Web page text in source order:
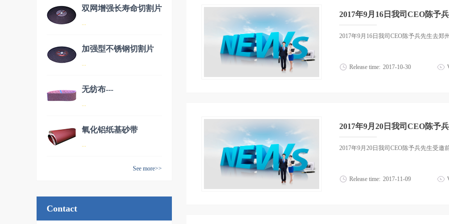
双网增强长寿命切割片
...
加强型不锈钢切割片
...
无纺布---
AW70150（德国进
口）
...
氧化铝纸基砂带
...
See more>>
Contact
2017年9月16日我司CEO陈予
2017年9月16日我司CEO陈予兵先生去郑
Release time: 2017-10-30
2017年9月20日我司CEO陈予
2017年9月20日我司CEO陈予兵先生受
Release time: 2017-11-09